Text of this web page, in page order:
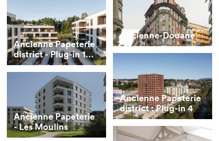
Ancienne-Douane
Ancienne Papeterie
district - Plug-in 1
Marly
Ancienne Papeterie
district : Plug-in 4
Ancienne Papeterie
- Les Moulins